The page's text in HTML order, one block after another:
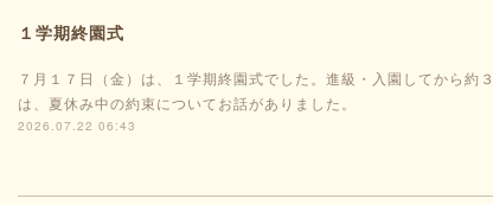
１学期終園式
７月１７日（金）は、１学期終園式でした。進級・入園してから約
は、夏休み中の約束についてお話がありました。
2026.07.22 06:43